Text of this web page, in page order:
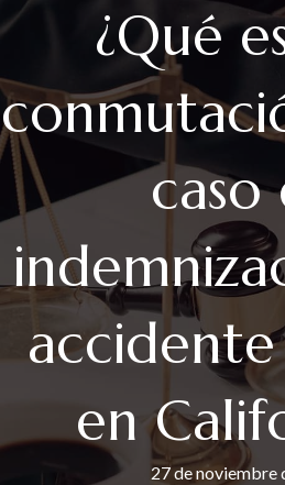
¿Qué
caso
en
27 de noviembre